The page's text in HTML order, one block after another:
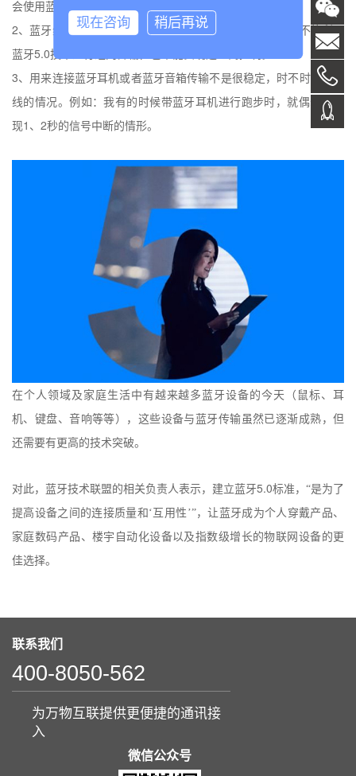
会使用蓝牙来传输大文件。
2、蓝牙组网技术，并不能在实际应用中实现，用户目前还不能利用
蓝牙5.0技术进行组网传输，也不能实现远距离控制。
3、用来连接蓝牙耳机或者蓝牙音箱传输不是很稳定，时不时会有掉
线的情况。例如：我有的时候带蓝牙耳机进行跑步时，就偶尔会出
现1 、 2秒的信号中断的情形。
在个人领域及家庭生活中有越来越多蓝牙设备的今天（鼠标、耳
机、键盘、音响等等），这些设备与蓝牙传输虽然已逐渐成熟，但
还需要有更高的技术突破。
对此，蓝牙技术联盟的相关负责人表示，建立蓝牙5.0标准，“是为了
提高设备之间的连接质量和‘互用性’”，让蓝牙成为个人穿戴产品、
家庭数码产品、楼宇自动化设备以及指数级增长的物联网设备的更
佳选择。
联系我们
400-8050-562
为万物互联提供更便捷的通讯接
入
微信公众号
现在咨询 稍后再说